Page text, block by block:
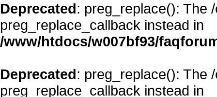
Deprecated: preg_replace(): The
preg_replace_callback instead in
/www/htdocs/w007bf93/
Deprecated: preg_replace(): The
preg_replace_callback instead in